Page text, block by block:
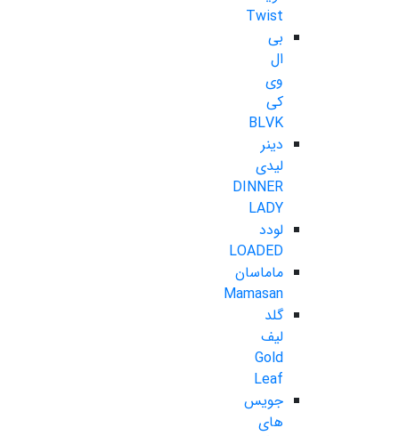
Twist
بی
ال
وی
کی
BLVK
دینر
لیدی
DINNER
LADY
لودد
LOADED
ماماسان
Mamasan
گلد
لیف
Gold
Leaf
جویس
های